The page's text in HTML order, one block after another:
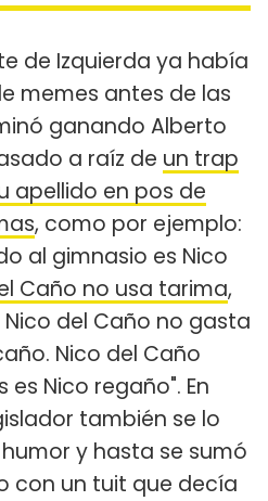
de Izquierda ya había
memes antes de las
ganando Alberto
a raíz de un trap
apellido en pos de
, como por ejemplo:
al gimnasio es Nico
Caño no usa tarima,
del Caño no gasta
Nico del Caño
Nico regaño". En
también se lo
y hasta se sumó
con un tuit que decía